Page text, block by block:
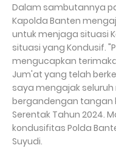
Dalam sambutannya
Kapolda Banten
untuk menjaga situasi
situasi yang Kondusif.
mengucapkan
Jum'at yang telah
saya mengajak
bergandengan tangan
Serentak Tahun 2024.
kondusifitas Polda
Suyudi.